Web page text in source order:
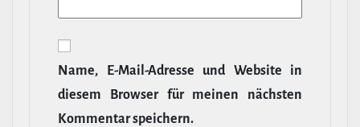
Name, E‑Mail-​Adresse und Website in
diesem Browser für meinen nächsten
Kommentar speichern.